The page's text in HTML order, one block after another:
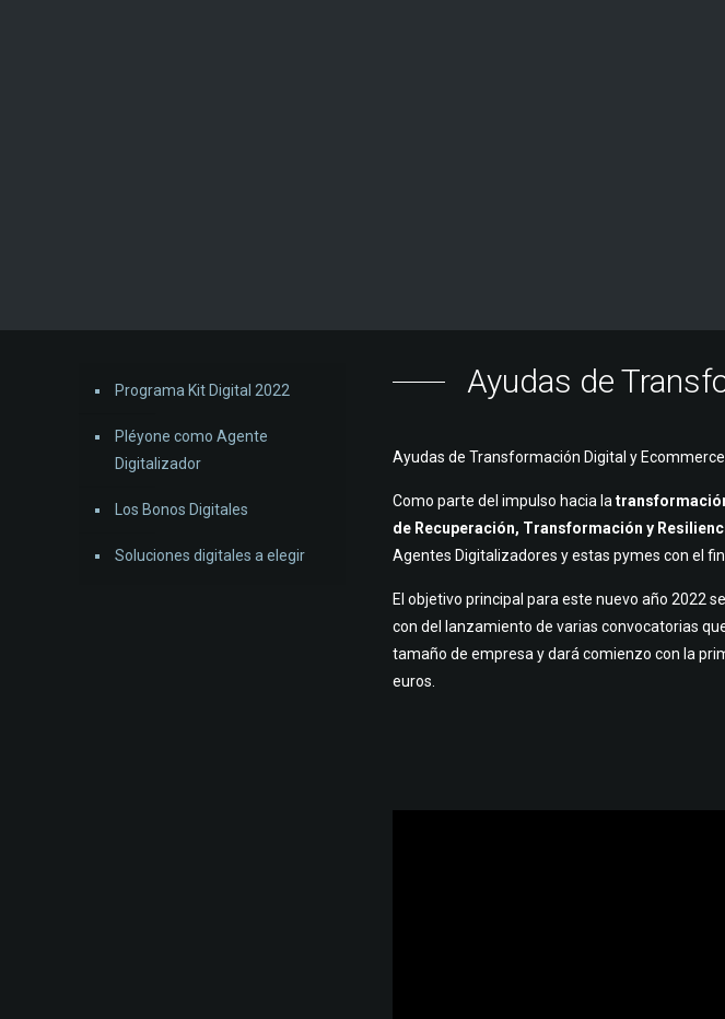
Ayudas de
Ayudas de Transformación Digital y
Como parte del impulso hacia la
de Recuperación, Transformación y
Agentes Digitalizadores y estas pymes con el
El objetivo principal para este nuevo año 2022
con del lanzamiento de varias convocatorias
tamaño de empresa y dará comienzo con la
euros.
Programa Kit Digital 2022
Pléyone como Agente
Digitalizador
Los Bonos Digitales
Soluciones digitales a elegir